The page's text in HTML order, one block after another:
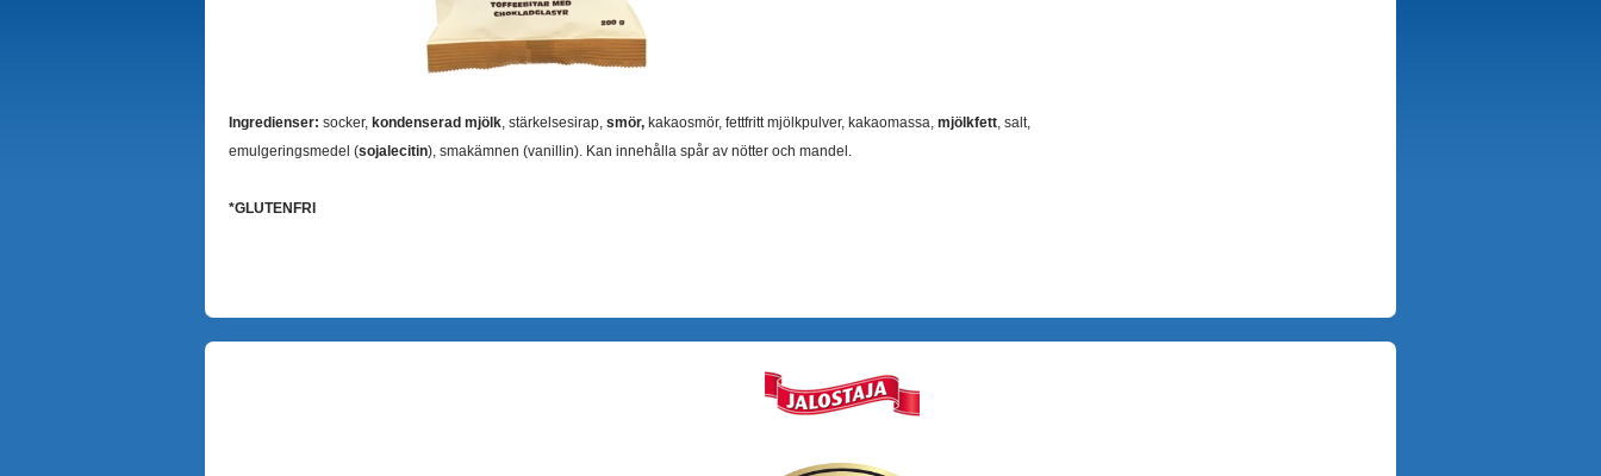
Ingredienser: socker, kondenserad mjölk, stärkelsesirap, smör, kakaosmör, fettfritt mjölkpulver, kakaomassa, mjölkfett, salt,
emulgeringsmedel (sojalecitin), smakämnen (vanillin). Kan innehålla spår av nötter och mandel.
*GLUTENFRI